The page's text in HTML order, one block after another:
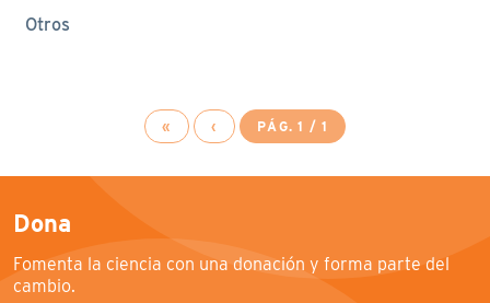
Otros
« ‹ PÁG. 1 / 1
Dona
Fomenta la ciencia con una donación y forma parte del
cambio.